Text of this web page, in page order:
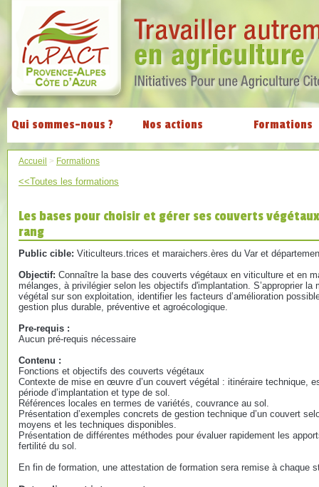
Qui sommes-nous ? Nos actions Formations
Accueil > Formations
<<Toutes les formations
Les bases pour choisir et gérer ses couverts
rang
Public cible: Viticulteurs.trices et maraichers.ères du Var et
Objectif: Connaître la base des couverts végétaux en viticulture et en
mélanges, à privilégier selon les objectifs d'implantation. S’approprier la
végétal sur son exploitation, identifier les facteurs d’amélioration
gestion plus durable, préventive et agroécologique.
Pre-requis :
Aucun pré-requis nécessaire
Contenu :
Fonctions et objectifs des couverts végétaux
Contexte de mise en œuvre d’un couvert végétal : itinéraire technique,
période d’implantation et type de sol.
Références locales en termes de variétés, couvrance au sol.
Présentation d’exemples concrets de gestion technique d’un couvert
moyens et les techniques disponibles.
Présentation de différentes méthodes pour évaluer rapidement les
fertilité du sol.
En fin de formation, une attestation de formation sera remise à chaque